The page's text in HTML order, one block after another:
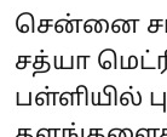
சென்னை
சத்யா
பள்ளியில்